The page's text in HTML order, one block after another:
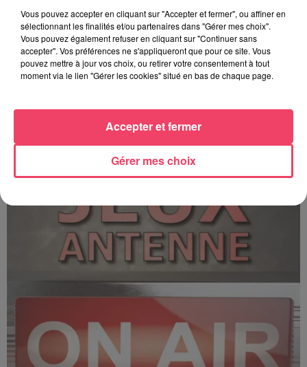
C'est plus ou c'est moins ? - 17 06 2026
Vous pouvez accepter en cliquant sur "Accepter et fermer", ou affiner en
sélectionnant les finalités et/ou partenaires dans "Gérer mes choix".
Vous pouvez également refuser en cliquant sur "Continuer sans
accepter". Vos préférences ne s'appliqueront que pour ce site. Vous
pouvez mettre à jour vos choix, ou retirer votre consentement à tout
moment via le lien "Gérer les cookies" situé en bas de chaque page.
Gérer mes choix
Accepter et fermer